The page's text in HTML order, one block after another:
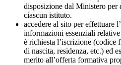
disposizione dal Ministero per
ciascun istituto.
accedere al sito per effettuare
informazioni essenziali
è richiesta l’iscrizione (codice
di nascita, residenza, etc.) ed
merito all’offerta formativa